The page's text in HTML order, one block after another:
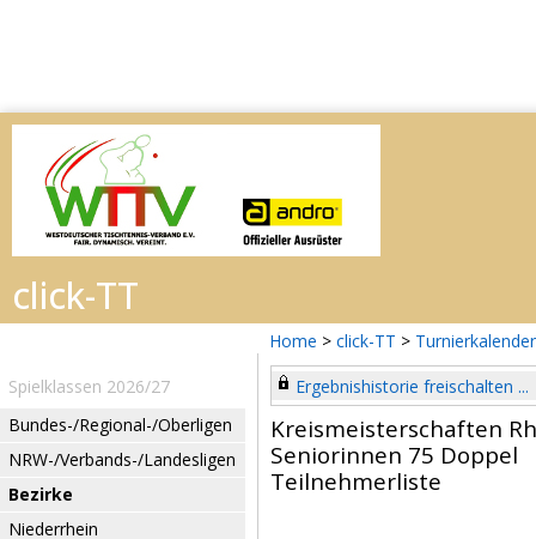
Home > click-TT > Turnierkalender
Spielklassen 2026/27
Bundes-/Regional-/Oberligen
NRW-/Verbands-/Landesligen
Bezirke
Niederrhein
Ergebnishistorie freischalten ...
Kreismeisterschaften
Seniorinnen 75 Doppel
Teilnehmerliste